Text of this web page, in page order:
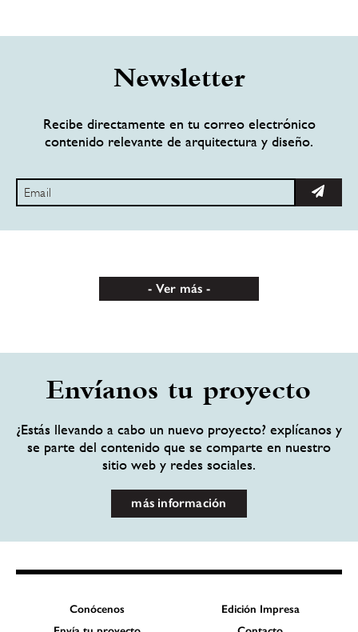
Newsletter
Recibe directamente en tu correo electrónico
contenido relevante de arquitectura y diseño.
Ver más
Envíanos tu proyecto
¿Estás llevando a cabo un nuevo proyecto? explícanos y
se parte del contenido que se comparte en nuestro
sitio web y redes sociales.
más información
Conócenos
Edición Impresa